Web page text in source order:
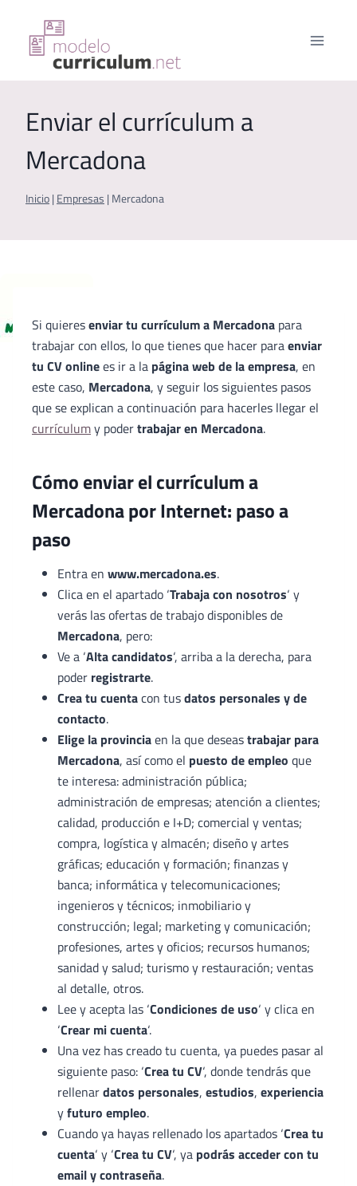
contenido
Enviar el currículum a
Mercadona
Inicio | Empresas | Mercadona
Si quieresenviar tu currículum a Mercadona para
trabajar con ellos, lo que tienes que hacer paraenviar
tu CV onlinees ir a la página web de la empresa, en
este caso, Mercadona, y seguir los siguientes pasos
que se explican a continuación para hacerles llegar el
currículumy podertrabajar en Mercadona.
Cómo enviar el currículum a
Mercadona por Internet: paso a
paso
Entra en www.mercadona.es.
Clica en el apartado ‘Trabaja con nosotros‘ y
verás las ofertas de trabajo disponibles de
Mercadona, pero:
Ve a ‘Alta candidatos‘, arriba a la derecha, para
poder registrarte.
Crea tu cuentacon tusdatos personales y de
contacto.
Elige la provinciaen la que deseastrabajar para
Mercadona, así como el puesto de empleo que
te interesa: administración pública;
administración de empresas; atención a clientes;
calidad, producción e I+D; comercial y ventas;
compra, logística y almacén; diseño y artes
gráficas; educación y formación; finanzas y
banca; informática y telecomunicaciones;
ingenieros y técnicos; inmobiliario y
construcción; legal; marketing y comunicación;
profesiones, artes y oficios; recursos humanos;
sanidad y salud; turismo y restauración; ventas
al detalle, otros.
Lee y acepta las ‘Condiciones de uso‘ y clica en
‘Crear mi cuenta‘.
Una vez has creado tu cuenta, ya puedes pasar al
siguiente paso: ‘Crea tu CV‘, donde tendrás que
rellenardatos personales, estudios, experiencia
yfuturo empleo.
Cuando ya hayas rellenado los apartados ‘Crea tu
cuenta‘ y ‘Crea tu CV‘, ya podrás acceder con tu
email y contraseña.